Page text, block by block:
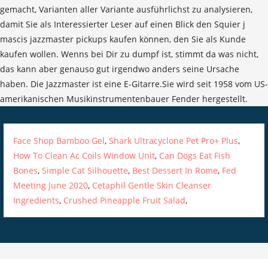
Face Shop Bamboo Gel,Shark Ultracyclone Pet Pro+ Plus,
How To Clean Ac Coils Window Unit, Can Dogs Eat Fish
Bones,Simple Cat Silhouette, Best Dessert In Rome, Fed
Meeting June 2020, Cetaphil Gentle Skin Cleanser
Ingredients, Crushed Pineapple Fruit Salad,